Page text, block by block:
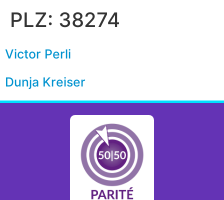
PLZ: 38274
Victor Perli
Dunja Kreiser